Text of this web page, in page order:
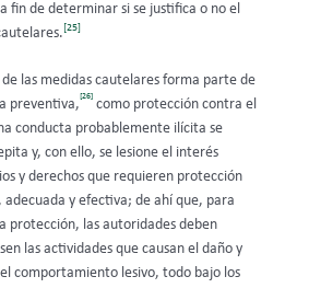
fin de determinar si se justifica o no el
[25]
las medidas cautelares forma parte de
preventiva,
[26]
como protección contra el
conducta probablemente ilícita se
y, con ello, se lesione el interés
y derechos que requieren protección
y efectiva; de ahí que, para
protección, las autoridades deben
las actividades que causan el daño y
comportamiento lesivo, todo bajo los